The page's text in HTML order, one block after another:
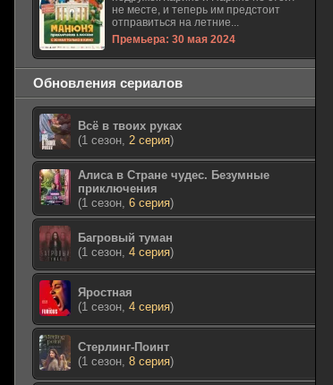
не месте, и теперь им предстоит
отправиться на летние...
Премьера: 30 мая 2024
Обновления сериалов
Всё в твоих руках
(1 сезон, 2 серия)
Алиса в Стране чудес. Безумные
приключения
(1 сезон, 6 серия)
Багровый туман
(1 сезон, 4 серия)
Яростная
(1 сезон, 4 серия)
Стерлинг-Поинт
(1 сезон, 8 серия)